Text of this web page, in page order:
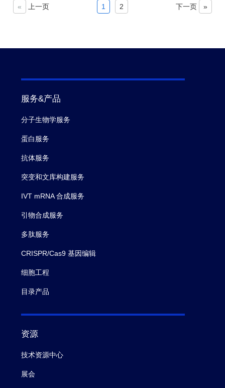
« 上一页 1 2 下一页 »
服务&产品
分子生物学服务
蛋白服务
抗体服务
突变和文库构建服务
IVT mRNA 合成服务
引物合成服务
多肽服务
CRISPR/Cas9 基因编辑
细胞工程
目录产品
资源
技术资源中心
展会